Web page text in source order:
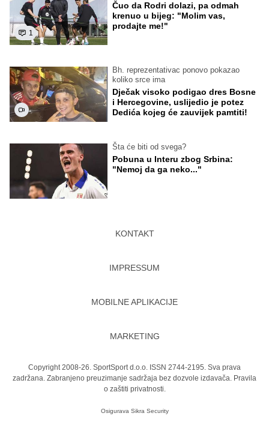
1
Čuo da Rodri dolazi, pa odmah
krenuo u bijeg: "Molim vas,
prodajte me!"
Bh. reprezentativac ponovo pokazao
koliko srce ima
Dječak visoko podigao dres Bosne
i Hercegovine, uslijedio je potez
Dedića kojeg će zauvijek pamtiti!
Šta će biti od svega?
Pobuna u Interu zbog Srbina:
"Nemoj da ga neko..."
KONTAKT
IMPRESSUM
MOBILNE APLIKACIJE
MARKETING
Copyright 2008-26. SportSport d.o.o. ISSN 2744-2195. Sva prava
zadržana. Zabranjeno preuzimanje sadržaja bez dozvole izdavača. Pravila
o zaštiti privatnosti.
Osigurava Sikra Security